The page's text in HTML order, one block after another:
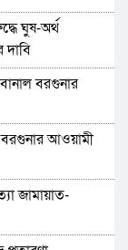
ঘুষ-অর্থ
বরগুনার
আওয়ামী
জামায়াত-